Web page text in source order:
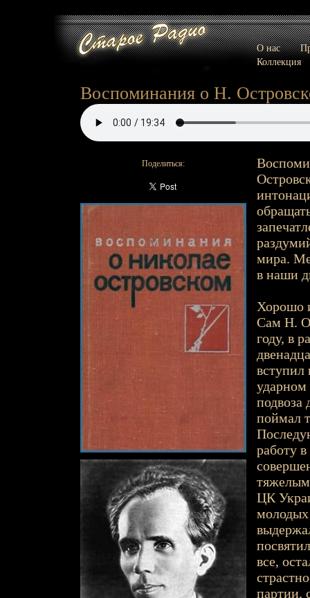
О нас
Коллекция
Воспоминания о Н.
Поделиться:
мира.
в наши
Хорошо
Сам Н.
году, в
вступил
ударном
подвоза
поймал
работу
ЦК
молодых
все,
партии,